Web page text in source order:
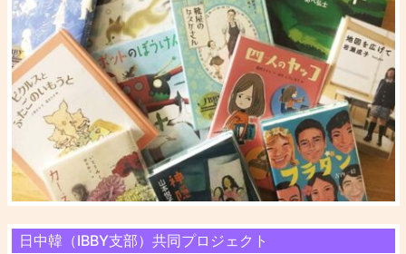
日中韓（IBBY支部）共同プロジェクト